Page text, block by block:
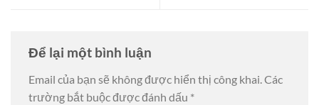
Để lại một bình luận
Email của bạn sẽ không được hiển thị công khai. Các
trường bắt buộc được đánh dấu *